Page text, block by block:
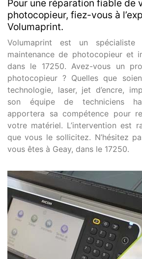
Pour une réparation fiable de
photocopieur, fiez-vous à
Volumaprint.
Volumaprint est un
maintenance de photocopieur et
dans le 17250. Avez-vous un
photocopieur ? Quelles que
technologie, laser, jet d’encre,
son équipe de techniciens
apportera sa compétence pour
votre matériel. L’intervention est
que vous le sollicitez. N’hésitez
vous êtes à Geay, dans le 17250.